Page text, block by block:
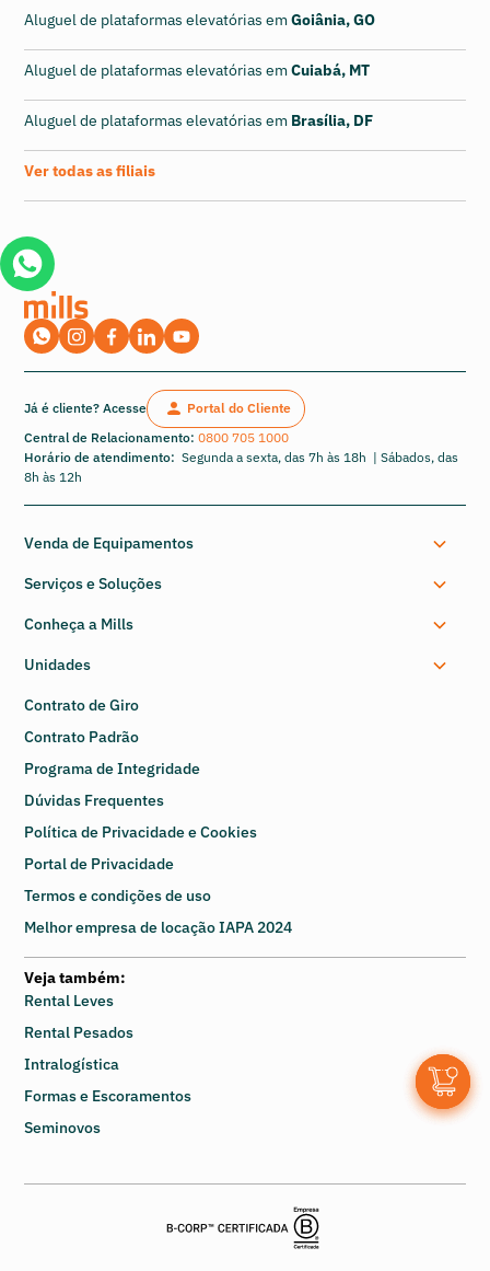
Aluguel de plataformas elevatórias emGoiânia, GO
Aluguel de plataformas elevatórias emCuiabá, MT
Aluguel de plataformas elevatórias em Brasília, DF
Ver todas as filiais
Já é cliente? Acesse
Portal do Cliente
Central de Relacionamento:0800 705 1000
Horário de atendimento:Segunda a sexta, das 7h às 18h | Sábados, das
8h às 12h
Venda de Equipamentos
Serviços e Soluções
Conheça a Mills
Unidades
Contrato de Giro
Contrato Padrão
Programa de Integridade
Dúvidas Frequentes
Política de Privacidade e Cookies
Portal de Privacidade
Termos e condições de uso
Melhor empresa de locação IAPA 2024
Veja também:
Rental Leves
Rental Pesados
Intralogística
Formas e Escoramentos
Seminovos
0